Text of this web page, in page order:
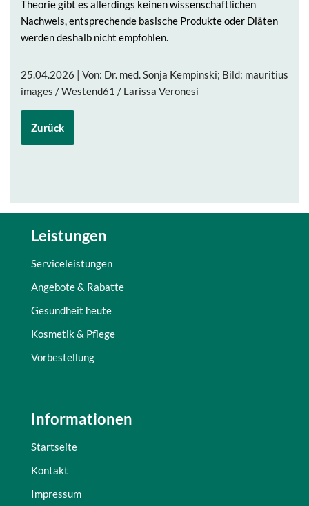
Theorie gibt es allerdings keinen wissenschaftlichen
Nachweis, entsprechende basische Produkte oder Diäten
werden deshalb nicht empfohlen.
25.04.2026 | Von: Dr. med. Sonja Kempinski; Bild: mauritius
images / Westend61 / Larissa Veronesi
Zurück
Leistungen
Serviceleistungen
Angebote & Rabatte
Gesundheit heute
Kosmetik & Pflege
Vorbestellung
Informationen
Startseite
Kontakt
Impressum